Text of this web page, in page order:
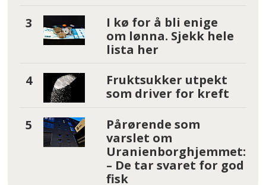
I kø for å bli enige
om lønna. Sjekk hele
lista her
Fruktsukker utpekt
som driver for kreft
Pårørende som
varslet om
Uranienborghjemmet:
– De tar svaret for god
fisk